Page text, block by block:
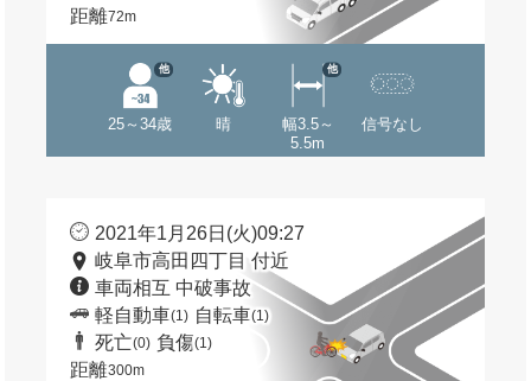
距離72m
25～34歳
他
晴
幅3.5～
5.5m
他
信号なし
2021年1月26日(火)09:27
岐阜市高田四丁目 付近
車両相互 中破事故
軽自動車(1) 自転車(1)
死亡(0) 負傷(1)
距離300m